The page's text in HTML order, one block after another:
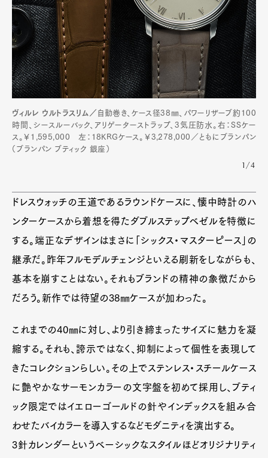
Art&Design Watch
Fashion
GourmetCars
Product Culture Lifestyle
Pen Membership
Magazine
Official Columnist
About
Contact
Pen Meet
Pen international Pen tw
ヴィルレ ウルトラスリム／ 自動巻き、ケース径38㎜、パワーリザーブ約100
時間、シースルーバック、アリゲーターストラップ、3気圧防水。右：SSケー
ス。￥1,595,000 左：18KRGケース。￥3,278,000／ともにブランパン
（ブランパン ブティック 銀座）
1/4
ドレスウォッチの王道であるラウンドケースに、懐中時計のハ
ンターケースから着想を得たダブルステップベゼルを特徴に
する。端正なデザインはまさに「シックス・マスターピース」の
継承だ。昨年フルモデルチェンジといえる刷新をしながらも、
基本を崩すことはない。それもブランドの精神の象徴だから
だろう。新作では待望の38㎜ケースが加わった。
これまでの40㎜に対し、より引き締まったサイズに魅力を凝
縮する。それも、誇示ではなく、抑制によって個性を表現して
きたコレクションらしい。その上でステンレス・スチールケース
に艶やかなサーモンカラーの文字盤を初めて採用し、ブティ
ック限定ではイエローゴールドの針やインデックスを組み合
わせたバイカラーを導入するなどモダニティを演出する。
3針カレンダーというベーシックなスタイルほどオリジナリティ